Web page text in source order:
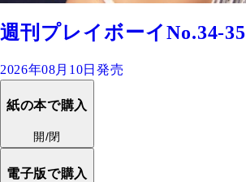
週刊プレイボーイNo.34-35
2026年08月10日発売
紙の本で購入
開/閉
電子版で購入